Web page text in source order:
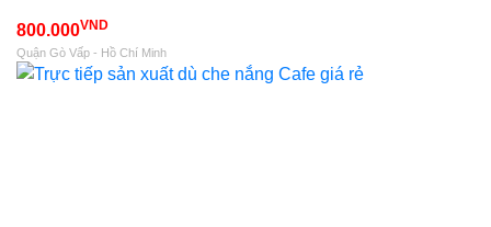
800.000VND
Quận Gò Vấp - Hồ Chí Minh